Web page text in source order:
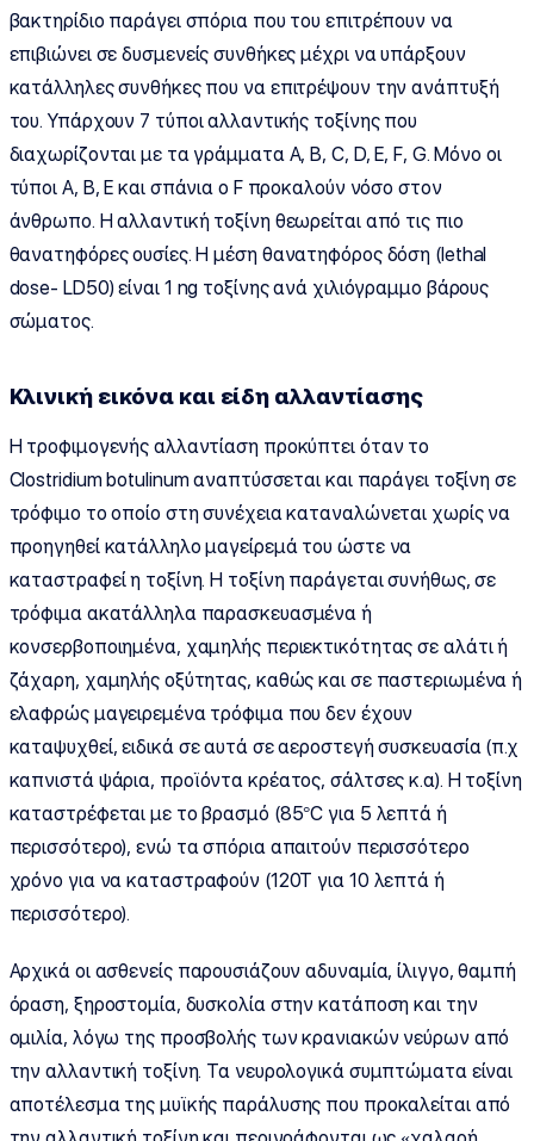
βακτηρίδιο παράγει σπόρια που του επιτρέπουν να
επιβιώνει σε δυσμενείς συνθήκες μέχρι να υπάρξουν
κατάλληλες συνθήκες που να επιτρέψουν την ανάπτυξή
του. Υπάρχουν 7 τύποι αλλαντικής τοξίνης που
διαχωρίζονται με τα γράμματα Α, Β, C, D, E, F, G. Μόνο οι
τύποι Α, Β, Ε και σπάνια ο F προκαλούν νόσο στον
άνθρωπο. Η αλλαντική τοξίνη θεωρείται από τις πιο
θανατηφόρες ουσίες. Η μέση θανατηφόρος δόση (lethal
dose- LD50) είναι 1 ng τοξίνης ανά χιλιόγραμμο βάρους
σώματος.
Κλινική εικόνα και είδη αλλαντίασης
Η τροφιμογενής αλλαντίαση προκύπτει όταν το
Clostridium botulinum αναπτύσσεται και παράγει τοξίνη σε
τρόφιμο το οποίο στη συνέχεια καταναλώνεται χωρίς να
προηγηθεί κατάλληλο μαγείρεμά του ώστε να
καταστραφεί η τοξίνη. Η τοξίνη παράγεται συνήθως, σε
τρόφιμα ακατάλληλα παρασκευασμένα ή
κονσερβοποιημένα, χαμηλής περιεκτικότητας σε αλάτι ή
ζάχαρη, χαμηλής οξύτητας, καθώς και σε παστεριωμένα ή
ελαφρώς μαγειρεμένα τρόφιμα που δεν έχουν
καταψυχθεί, ειδικά σε αυτά σε αεροστεγή συσκευασία (π.χ
καπνιστά ψάρια, προϊόντα κρέατος, σάλτσες κ.α). Η τοξίνη
καταστρέφεται με το βρασμό (85°C για 5 λεπτά ή
περισσότερο), ενώ τα σπόρια απαιτούν περισσότερο
χρόνο για να καταστραφούν (120Τ για 10 λεπτά ή
περισσότερο).
Αρχικά οι ασθενείς παρουσιάζουν αδυναμία, ίλιγγο, θαμπή
όραση, ξηροστομία, δυσκολία στην κατάποση και την
ομιλία, λόγω της προσβολής των κρανιακών νεύρων από
την αλλαντική τοξίνη. Τα νευρολογικά συμπτώματα είναι
αποτέλεσμα της μυϊκής παράλυσης που προκαλείται από